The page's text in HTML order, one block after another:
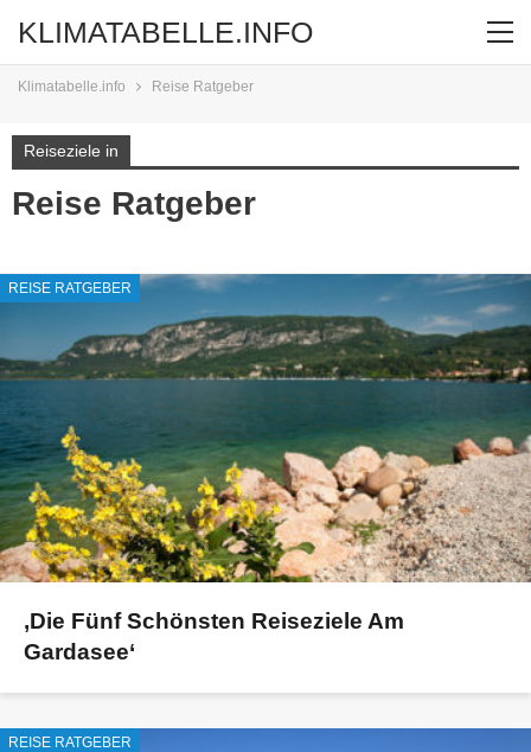
KLIMATABELLE.INFO
Klimatabelle.info Reise Ratgeber
Reiseziele in
Reise Ratgeber
REISE RATGEBER
‚Die Fünf Schönsten Reiseziele Am
Gardasee‘
REISE RATGEBER